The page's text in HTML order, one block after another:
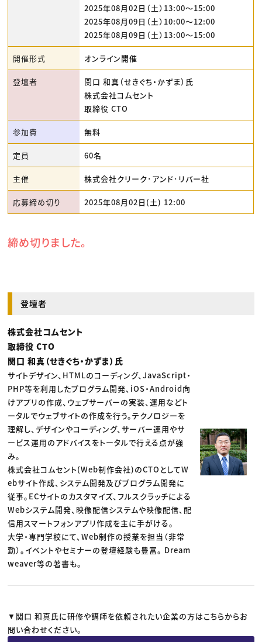
2025年08月02日（土）13:00〜15:00
2025年08月09日（土）10:00〜12:00
2025年08月09日（土）13:00〜15:00
開催形式 オンライン開催
登壇者
関口 和真（せきぐち・かずま）氏
株式会社コムセント
取締役 CTO
参加費 無料
定員 60名
主催 株式会社クリーク･アンド･リバー社
応募締め切り 2025年08月02日(土) 12:00
締め切りました。
登壇者
株式会社コムセント
取締役 CTO
関口 和真（せきぐち・かずま）氏
サイトデザイン、HTMLのコーディング、JavaScript・
PHP等を利用したプログラム開発、iOS・Android向
けアプリの作成、ウェブサーバーの実装、運用などト
ータルでウェブサイトの作成を行う。テクノロジーを
理解し、デザインやコーディング、サーバー運用やサ
ービス運用のアドバイスをトータルで行える点が強
み。
株式会社コムセント(Web制作会社)のCTOとしてW
ebサイト作成、システム開発及びプログラム開発に
従事。ECサイトのカスタマイズ、フルスクラッチによる
Webシステム開発、映像配信システムや映像配信、配
信用スマートフォンアプリ作成を主に手がける。
大学・専門学校にて、Web制作の授業を担当（非常
勤）。イベントやセミナーの登壇経験も豊富。 Dream
weaver等の著書も。
▼関口 和真氏に研修や講師を依頼されたい企業の方はこちらからお
問い合わせください。